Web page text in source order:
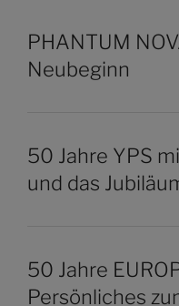
PHANTUM
Neubeginn
50 Jahre YPS
und das
50 Jahre
Persönliches